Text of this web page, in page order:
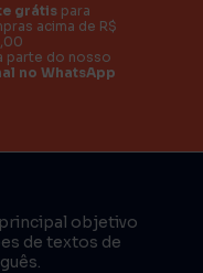
grátis para
acima de R$
parte do nosso
no WhatsApp
objetivo
de textos de